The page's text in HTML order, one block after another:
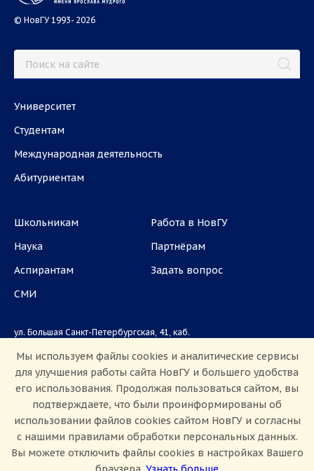
© НовГУ 1993- 2026
Университет
Студентам
Международная деятельность
Абитуриентам
Школьникам
Наука
Аспирантам
СМИ
Работа в НовГУ
Партнёрам
Задать вопрос
ул. Большая Санкт-Петербургская, 41, каб.
Приемная комиссия: +7(8162)33-20-44
Мы используем файлы cookies и аналитические сервисы
для улучшения работы сайта НовГУ и большего удобства
его использования. Продолжая пользоваться сайтом, вы
подтверждаете, что были проинформированы об
использовании файлов cookies сайтом НовГУ и согласны
с нашими правилами обработки персональных данных.
Вы можете отключить файлы cookies в настройках Вашего